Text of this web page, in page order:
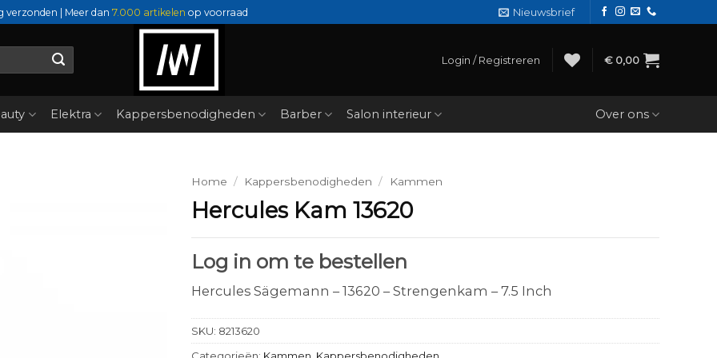
verzonden | Meer dan 7.000 artikelen op voorraad Nieuwsbrief
Login / Registreren € 0,00
Elektra Kappersbenodigheden Barber Salon interieur Over ons
Home / Kappersbenodigheden / Kammen
Hercules Kam 13620
Log in om te bestellen
Hercules Sägemann – 13620 – Strengenkam – 7.5 Inch
SKU: 8213620